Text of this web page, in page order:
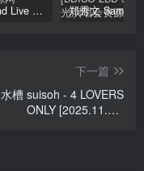
TrySail Second Live Tour “The Travels Of Trysail” 2018 1080p Hi10P flac《BDrip MKV 20.7G》
下一篇
水槽 suisoh - 4 LOVERS
ONLY [2025.11.28]